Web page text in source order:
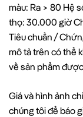
màu: Ra > 80 Hệ
thọ: 30.000 giờ
Tiêu chuẩn /
mô tả trên có thể
về sản phẩm
Giá và hình ảnh
chúng tôi để báo